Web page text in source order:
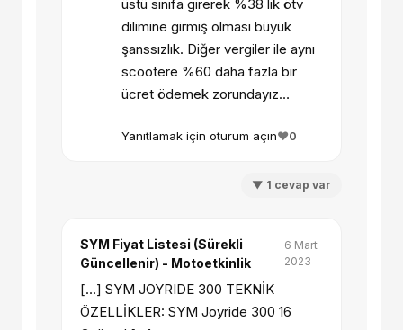
üstü sınıfa girerek %38 lik ötv
dilimine girmiş olması büyük
şanssızlık. Diğer vergiler ile aynı
scootere %60 daha fazla bir
ücret ödemek zorundayız…
Yanıtlamak için oturum açın❤️0
▼ 1 cevap var
SYM Fiyat Listesi (Sürekli
Güncellenir) - Motoetkinlik
6 Mart
2023
[…] SYM JOYRIDE 300 TEKNİK
ÖZELLİKLER: SYM Joyride 300 16